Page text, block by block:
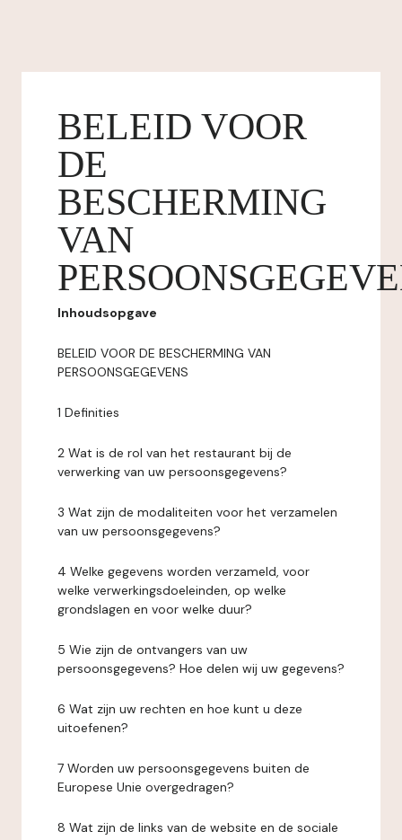
BELEID VOOR
DE
BESCHERMING
VAN
Inhoudsopgave
BELEID VOOR DE BESCHERMING VAN
PERSOONSGEGEVENS
1 Definities
2 Wat is de rol van het restaurant bij de
verwerking van uw persoonsgegevens?
3 Wat zijn de modaliteiten voor het verzamelen
van uw persoonsgegevens?
4 Welke gegevens worden verzameld, voor
welke verwerkingsdoeleinden, op welke
grondslagen en voor welke duur?
5 Wie zijn de ontvangers van uw
persoonsgegevens? Hoe delen wij uw gegevens?
6 Wat zijn uw rechten en hoe kunt u deze
uitoefenen?
7 Worden uw persoonsgegevens buiten de
Europese Unie overgedragen?
8 Wat zijn de links van de website en de sociale